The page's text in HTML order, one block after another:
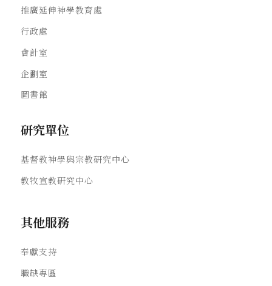
推廣延伸神學教育處
行政處
會計室
企劃室
圖書館
研究單位
基督教神學與宗教研究中心
教牧宣教研究中心
其他服務
奉獻支持
職缺專區